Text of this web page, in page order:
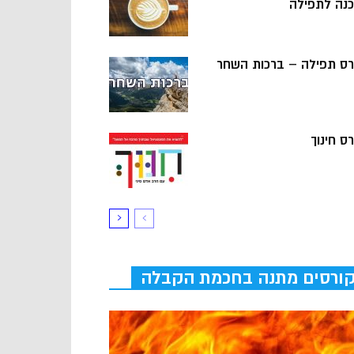
לתפילה
תפילה – ברכות השחר
חינוך
קורסים מתנה בחכמת הקבלה